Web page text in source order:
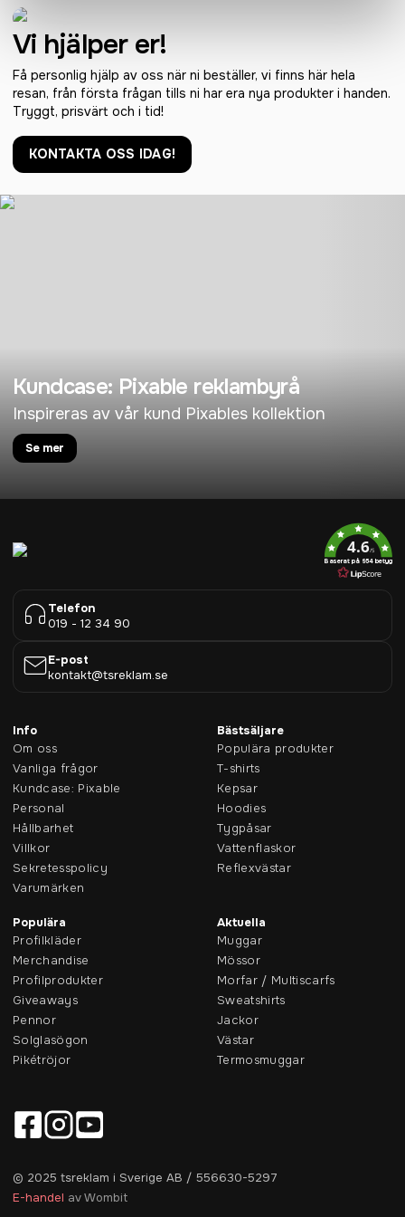
Vi hjälper er!
Få personlig hjälp av oss när ni beställer, vi finns här hela
resan, från första frågan tills ni har era nya produkter i handen.
Tryggt, prisvärt och i tid!
KONTAKTA OSS IDAG!
Kundcase: Pixable reklambyrå
Inspireras av vår kund Pixables kollektion
Se mer
4.6/5
Baserat på 954 betyg
Telefon
019 - 12 34 90
E-post
kontakt@tsreklam.se
Info
Om oss
Vanliga frågor
Kundcase: Pixable
Personal
Hållbarhet
Villkor
Sekretesspolicy
Varumärken
Bästsäljare
Populära produkter
T-shirts
Kepsar
Hoodies
Tygpåsar
Vattenflaskor
Reflexvästar
Populära
Profilkläder
Merchandise
Profilprodukter
Giveaways
Pennor
Solglasögon
Pikétröjor
Aktuella
Muggar
Mössor
Morfar / Multiscarfs
Sweatshirts
Jackor
Västar
Termosmuggar
© 2025 tsreklam i Sverige AB / 556630-5297
E-handel av Wombit